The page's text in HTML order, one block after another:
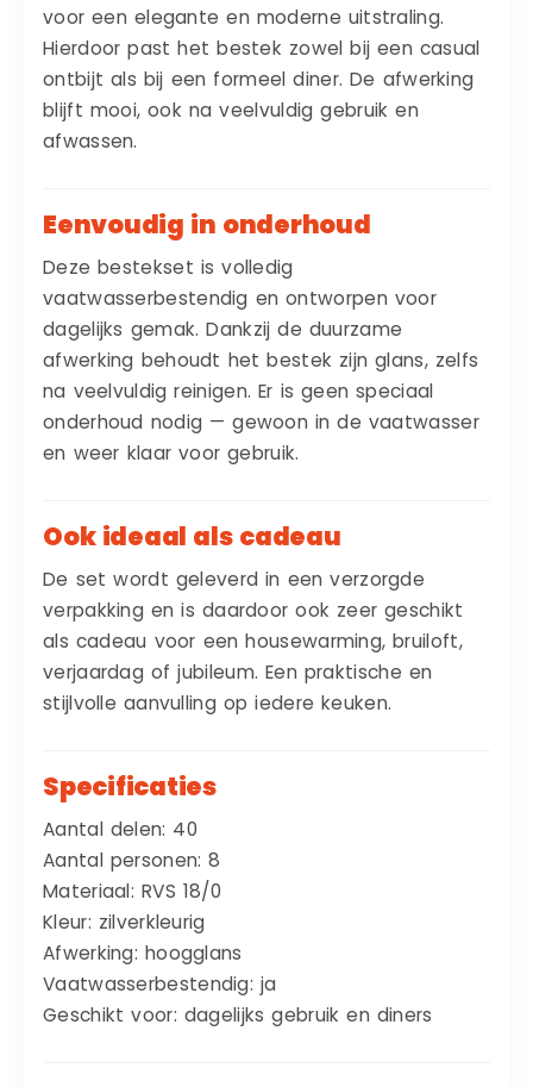
voor een elegante en moderne uitstraling.
Hierdoor past het bestek zowel bij een casual
ontbijt als bij een formeel diner. De afwerking
blijft mooi, ook na veelvuldig gebruik en
afwassen.
Eenvoudig in onderhoud
Deze bestekset is volledig
vaatwasserbestendig en ontworpen voor
dagelijks gemak. Dankzij de duurzame
afwerking behoudt het bestek zijn glans, zelfs
na veelvuldig reinigen. Er is geen speciaal
onderhoud nodig — gewoon in de vaatwasser
en weer klaar voor gebruik.
Ook ideaal als cadeau
De set wordt geleverd in een verzorgde
verpakking en is daardoor ook zeer geschikt
als cadeau voor een housewarming, bruiloft,
verjaardag of jubileum. Een praktische en
stijlvolle aanvulling op iedere keuken.
Specificaties
Aantal delen: 40
Aantal personen: 8
Materiaal: RVS 18/0
Kleur: zilverkleurig
Afwerking: hoogglans
Vaatwasserbestendig: ja
Geschikt voor: dagelijks gebruik en diners